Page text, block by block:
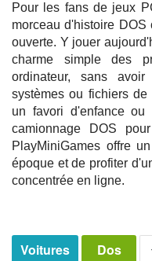
Pour les fans de jeux
morceau d'histoire
ouverte. Y jouer
charme simple des
ordinateur, sans
systèmes ou fichiers
un favori d'enfance
camionnage DOS
PlayMiniGames offre
époque et de profiter
concentrée en ligne.
Voitures Dos